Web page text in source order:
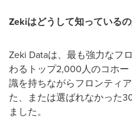
Zekiはどうして知っている
Zeki Dataは、最も強力なフ
わるトップ2,000人のコホ
識を持ちながらフロンティ
た、または選ばれなかった
ました。